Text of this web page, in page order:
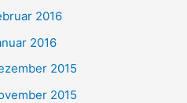
2016
2016
2015
2015